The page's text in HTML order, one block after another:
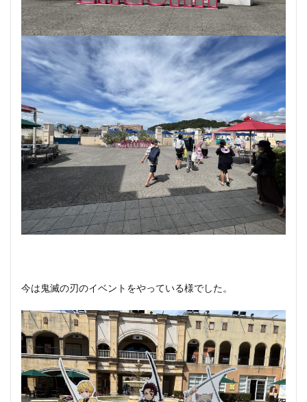
今は鬼滅の刃のイベントをやっている様でした。